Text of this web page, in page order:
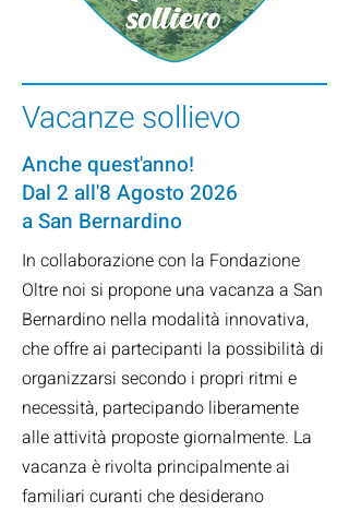
Vacanze sollievo
Anche quest'anno!
Dal 2 all'8 Agosto 2026
a San Bernardino
In collaborazione con la Fondazione
Oltre noi si propone una vacanza a San
Bernardino nella modalità innovativa,
che offre ai partecipanti la possibilità di
organizzarsi secondo i propri ritmi e
necessità, partecipando liberamente
alle attività proposte giornalmente. La
vacanza è rivolta principalmente ai
familiari curanti che desiderano